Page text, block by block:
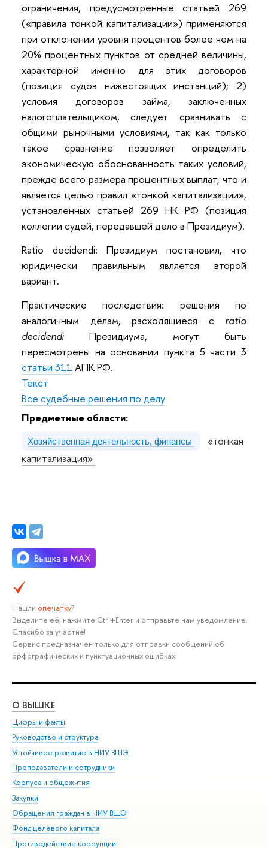
ограничения, предусмотренные статьей 269
(«правила тонкой капитализации») применяются
при отклонении уровня процентов более чем на
20% процентных пунктов от средней величины,
характерной именно для этих договоров
(позиция судов нижестоящих инстанций); 2)
условия договоров займа, заключенных
налогоплательщиком, следует сравнивать с
общими рыночными условиями, так как только
такое сравнение позволяет определить
экономическую обоснованность таких условий,
прежде всего размера процентных выплат, что и
является целью правил «тонкой капитализации»,
установленных статьей 269 НК РФ (позиция
коллегии судей, передавшей дело в Президиум).
Ratio decidendi: Президиум постановил, что
юридически правильным является второй
вариант.
Практические последствия: решения по
аналогичным делам, расходящиеся с ratio
decidendiПрезидиума, могут быть
пересмотрены на основании пункта 5 части 3
статьи 311 АПК РФ.
Текст
Все судебные решения по делу
Предметные области:
Хозяйственная деятельность, финансы
«тонкая
капитализация»
Нашли опечатку?
Выделите её, нажмите Ctrl+Enter и отправьте нам уведомление.
Спасибо за участие!
Сервис предназначен только для отправки сообщений об
орфографических и пунктуационных ошибках.
О ВЫШКЕ
Цифры и факты
Руководство и структура
Устойчивое развитие в НИУ ВШЭ
Преподаватели и сотрудники
Корпуса и общежития
Закупки
Обращения граждан в НИУ ВШЭ
Фонд целевого капитала
Противодействие коррупции